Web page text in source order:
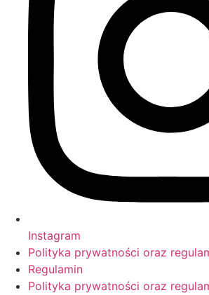
Instagram
Polityka prywatności oraz
Regulamin
Polityka prywatności oraz